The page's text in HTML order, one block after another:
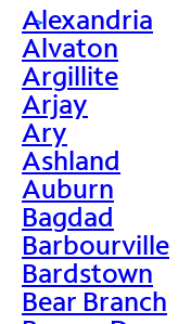
>
Alexandria
Alvaton
Argillite
Arjay
Ary
Ashland
Auburn
Bagdad
Barbourville
Bardstown
Bear Branch